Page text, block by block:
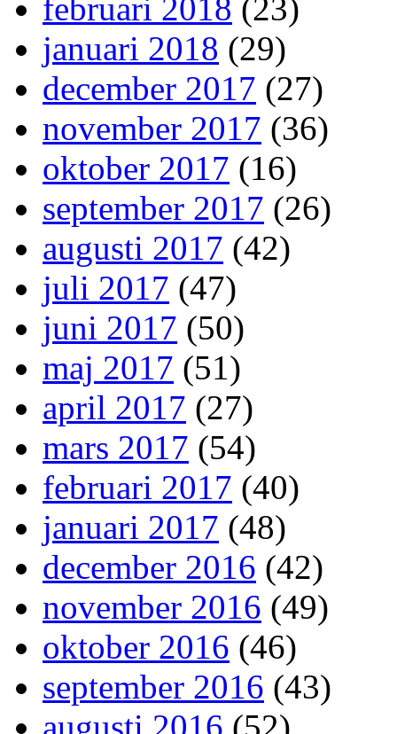
februari 2018 (23)
januari 2018 (29)
december 2017 (27)
november 2017 (36)
oktober 2017 (16)
september 2017 (26)
augusti 2017 (42)
juli 2017 (47)
juni 2017 (50)
maj 2017 (51)
april 2017 (27)
mars 2017 (54)
februari 2017 (40)
januari 2017 (48)
december 2016 (42)
november 2016 (49)
oktober 2016 (46)
september 2016 (43)
augusti 2016 (52)